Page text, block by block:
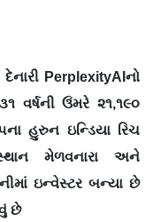
PerplexityAIનો
વર્ષની ઉંમરે ૨૧,૧૯૦
હુરુન ઇન્ડિયા રિચ
મેળવનારા અને
ઇન્વેસ્ટર બન્યા છે
છે